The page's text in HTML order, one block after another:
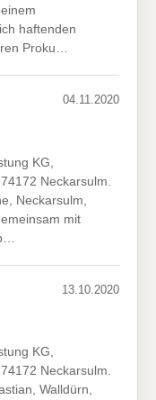
haftenden
Proku…
04.11.2020
KG,
Neckarsulm.
Neckarsulm,
mit
13.10.2020
KG,
Neckarsulm.
Walldürn,